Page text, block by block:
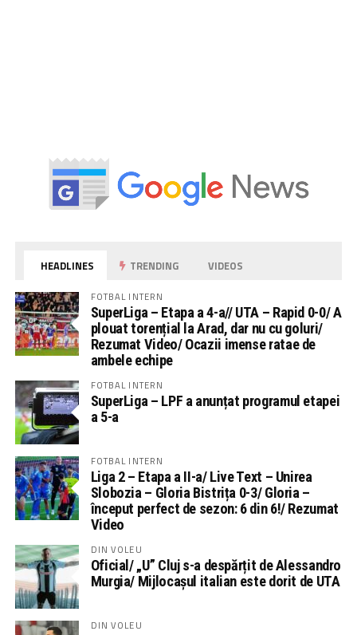
HEADLINES TRENDING VIDEOS
FOTBAL INTERN
SuperLiga – Etapa a 4-a// UTA – Rapid 0-0/ A
plouat torențial la Arad, dar nu cu goluri/
Rezumat Video/ Ocazii imense ratae de
ambele echipe
FOTBAL INTERN
SuperLiga – LPF a anunțat programul etapei
a 5-a
FOTBAL INTERN
Liga 2 – Etapa a II-a/ Live Text – Unirea
Slobozia – Gloria Bistrița 0-3/ Gloria –
început perfect de sezon: 6 din 6!/ Rezumat
Video
DIN VOLEU
Oficial/ „U” Cluj s-a despărțit de Alessandro
Murgia/ Mijlocașul italian este dorit de UTA
DIN VOLEU